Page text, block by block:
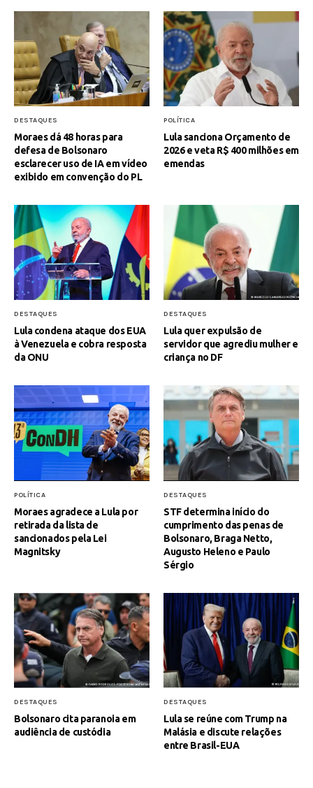
DESTAQUES
Moraes dá 48 horas para
defesa de Bolsonaro
esclarecer uso de IA em vídeo
exibido em convenção do PL
POLÍTICA
Lula sanciona Orçamento de
2026 e veta R$ 400 milhões em
emendas
DESTAQUES
Lula condena ataque dos EUA
à Venezuela e cobra resposta
da ONU
DESTAQUES
Lula quer expulsão de
servidor que agrediu mulher e
criança no DF
POLÍTICA
Moraes agradece a Lula por
retirada da lista de
sancionados pela Lei
Magnitsky
DESTAQUES
STF determina início do
cumprimento das penas de
Bolsonaro, Braga Netto,
Augusto Heleno e Paulo
Sérgio
DESTAQUES
Bolsonaro cita paranoia em
audiência de custódia
DESTAQUES
Lula se reúne com Trump na
Malásia e discute relações
entre Brasil-EUA